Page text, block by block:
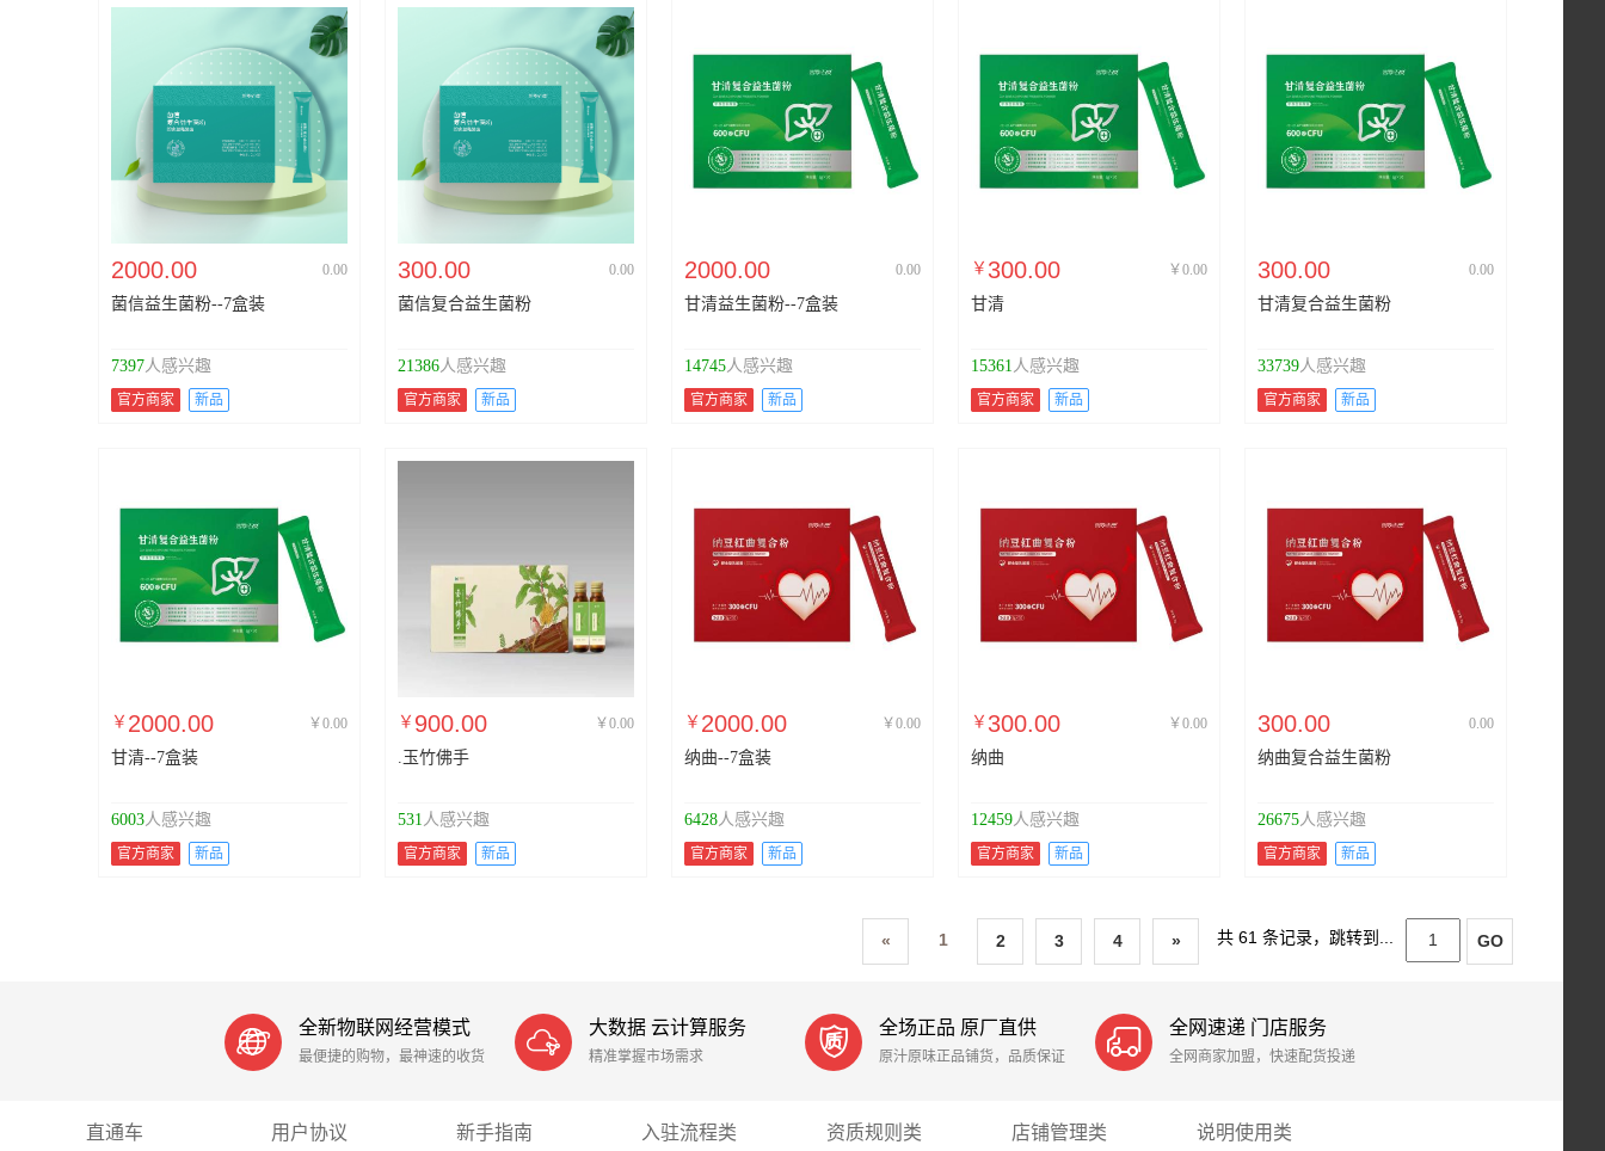
2000.00 0.00
菌信益生菌粉--7盒装
7397人感兴趣
官方商家 新品
300.00 0.00
菌信复合益生菌粉
21386人感兴趣
官方商家 新品
2000.00 0.00
甘清益生菌粉--7盒装
14745人感兴趣
官方商家 新品
￥ 300.00 ￥0.00
甘清
15361人感兴趣
官方商家 新品
300.00 0.00
甘清复合益生菌粉
33739人感兴趣
官方商家 新品
￥ 2000.00 ￥0.00
甘清--7盒装
6003人感兴趣
官方商家 新品
￥ 900.00 ￥0.00
.玉竹佛手
531人感兴趣
官方商家 新品
￥ 2000.00 ￥0.00
纳曲--7盒装
6428人感兴趣
官方商家 新品
￥ 300.00 ￥0.00
纳曲
12459人感兴趣
官方商家 新品
300.00 0.00
纳曲复合益生菌粉
26675人感兴趣
官方商家 新品
« 1 2 3 4 » 共 61 条记录，跳转到... GO
 全新物联网经营模式
最便捷的购物，最神速的收货  大数据 云计算服务
精准掌握市场需求  全场正品 原厂直供
原汁原味正品铺货，品质保证  全网速递 门店服务
全网商家加盟，快速配货投递
直通车 用户协议 新手指南 入驻流程类 资质规则类 店铺管理类 说明使用类